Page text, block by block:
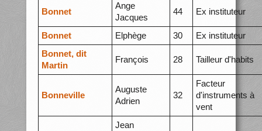
Bonnet
Ange
Jacques
44 Ex instituteur
Bonnet Elphège 30
Ex instituteur
Bonnet, dit
Martin
François 28 Tailleur d'habits
Bonneville
Auguste
Adrien
32
Facteur
d'instruments à
vent
Jean